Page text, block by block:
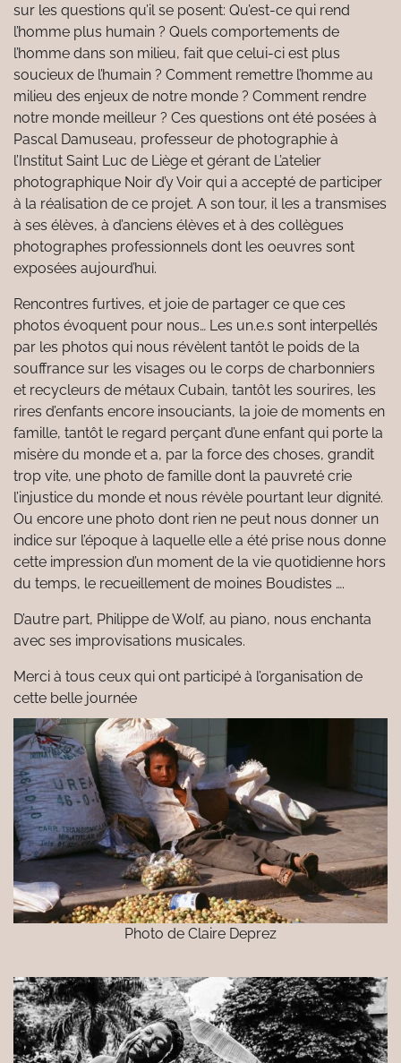
sur les questions qu’il se posent: Qu’est-ce qui rend
l’homme plus humain ? Quels comportements de
l’homme dans son milieu, fait que celui-ci est plus
soucieux de l’humain ? Comment remettre l’homme au
milieu des enjeux de notre monde ? Comment rendre
notre monde meilleur ? Ces questions ont été posées à
Pascal Damuseau, professeur de photographie à
l’Institut Saint Luc de Liège et gérant de L’atelier
photographique Noir d’y Voir qui a accepté de participer
à la réalisation de ce projet. A son tour, il les a transmises
à ses élèves, à d’anciens élèves et à des collègues
photographes professionnels dont les oeuvres sont
exposées aujourd’hui.
Rencontres furtives, et joie de partager ce que ces
photos évoquent pour nous… Les un.e.s sont interpellés
par les photos qui nous révèlent tantôt le poids de la
souffrance sur les visages ou le corps de charbonniers
et recycleurs de métaux Cubain, tantôt les sourires, les
rires d’enfants encore insouciants, la joie de moments en
famille, tantôt le regard perçant d’une enfant qui porte la
misère du monde et a, par la force des choses, grandit
trop vite, une photo de famille dont la pauvreté crie
l’injustice du monde et nous révèle pourtant leur dignité.
Ou encore une photo dont rien ne peut nous donner un
indice sur l’époque à laquelle elle a été prise nous donne
cette impression d’un moment de la vie quotidienne hors
du temps, le recueillement de moines Boudistes ….
D’autre part, Philippe de Wolf, au piano, nous enchanta
avec ses improvisations musicales.
Merci à tous ceux qui ont participé à l’organisation de
cette belle journée
Photo de Claire Deprez